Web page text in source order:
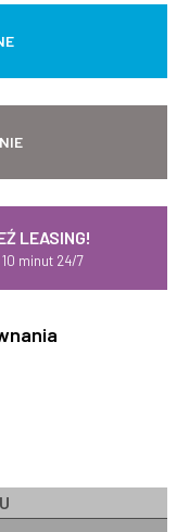
LEASING!
minut 24/7